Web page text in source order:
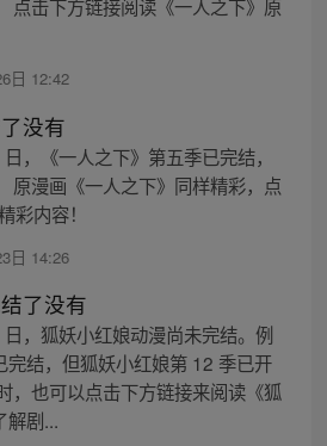
点击下方链接阅读《一人之下》原
日 12:42
没有
，《一人之下》第五季已完结，
原漫画《一人之下》同样精彩，点
彩内容！
日 14:26
了没有
，狐妖小红娘动漫尚未完结。例
完结，但狐妖小红娘第 12 季已开
，也可以点击下方链接来阅读《狐
解剧...